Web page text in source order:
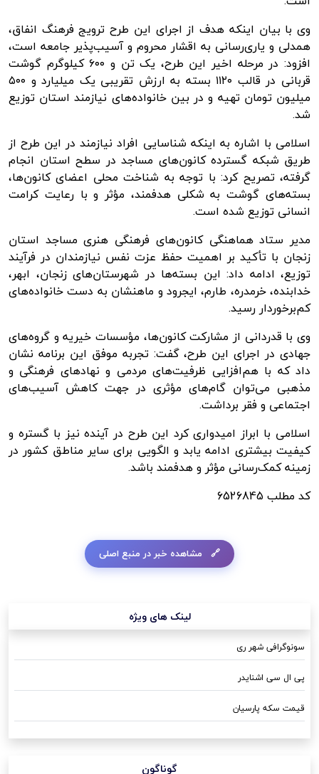
وی با بیان اینکه هدف از اجرای این طرح ترویج فرهنگ انفاق،
همدلی و یاری‌رسانی به اقشار محروم و آسیب‌پذیر جامعه است،
افزود: در مرحله اخیر این طرح، یک تن و ۶۰۰ کیلوگرم گوشت
قربانی در قالب ۱۱۲۰ بسته به ارزش تقریبی یک میلیارد و ۵۰۰
میلیون تومان تهیه و در بین خانواده‌های نیازمند استان توزیع
شد.
اسلامی با اشاره به اینکه شناسایی افراد نیازمند در این طرح از
طریق شبکه گسترده کانون‌های مساجد در سطح استان انجام
گرفته، تصریح کرد: با توجه به شناخت محلی اعضای کانون‌ها،
بسته‌های گوشت به شکلی هدفمند، مؤثر و با رعایت کرامت
انسانی توزیع شده است.
مدیر ستاد هماهنگی کانون‌های فرهنگی هنری مساجد استان
زنجان با تأکید بر اهمیت حفظ عزت نفس نیازمندان در فرآیند
توزیع، ادامه داد: این بسته‌ها در شهرستان‌های زنجان، ابهر،
خدابنده، خرمدره، طارم، ایجرود و ماهنشان به دست خانواده‌های
کم‌برخوردار رسید.
وی با قدردانی از مشارکت کانون‌ها، مؤسسات خیریه و گروه‌های
جهادی در اجرای این طرح، گفت: تجربه موفق این برنامه نشان
داد که با هم‌افزایی ظرفیت‌های مردمی و نهادهای فرهنگی و
مذهبی می‌توان گام‌های مؤثری در جهت کاهش آسیب‌های
اجتماعی و فقر برداشت.
اسلامی با ابراز امیدواری کرد این طرح در آینده نیز با گستره و
کیفیت بیشتری ادامه یابد و الگویی برای سایر مناطق کشور در
زمینه کمک‌رسانی مؤثر و هدفمند باشد.
کد مطلب 6526845
مشاهده خبر در منبع اصلی
لینک های ویژه
سونوگرافی شهر ری
پی ال سی اشنایدر
قیمت سکه پارسیان
گوناگون